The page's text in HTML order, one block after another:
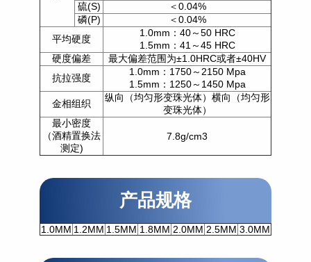
硫(S)
＜0.04%
磷(P)
＜0.04%
平均硬度
1.0mm：40～50 HRC
1.5mm：41～45 HRC
硬度偏差
最大偏差范围为±1.0HRC或者±40HV
抗拉强度
1.0mm：1750～2150 Mpa
1.5mm：1250～1450 Mpa
金相组织
纵向（均匀形变珠光体）横向（均匀形
变珠光体）
最小密度
（酒精置换法
测定)
7.8g/cm3
产品规格
1.0MM 1.2MM 1.5MM 1.8MM 2.0MM 2.5MM 3.0MM